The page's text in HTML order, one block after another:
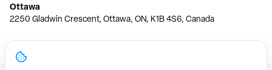
Ottawa
2250 Gladwin Crescent, Ottawa, ON, K1B 4S6, Canada
Toronto
150 Ferrand Dr, 6th Floor, Toronto, ON, M3C 3E5, Canada